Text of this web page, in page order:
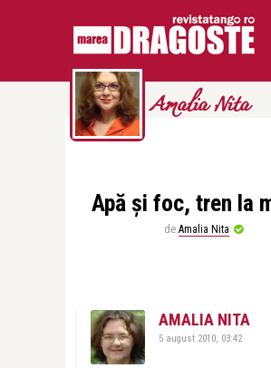
Amalia Nita
Apă şi foc, tren la
de Amalia Nita
AMALIA NITA
5 august 2010, 03:42